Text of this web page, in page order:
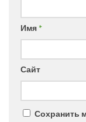
Имя*
Сайт
Сохранить